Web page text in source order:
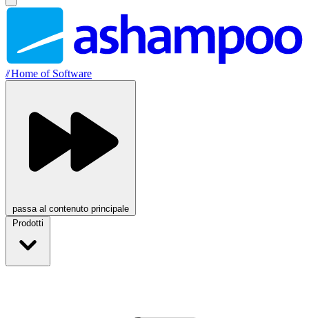
//Home of Software
passa al contenuto principale
Prodotti